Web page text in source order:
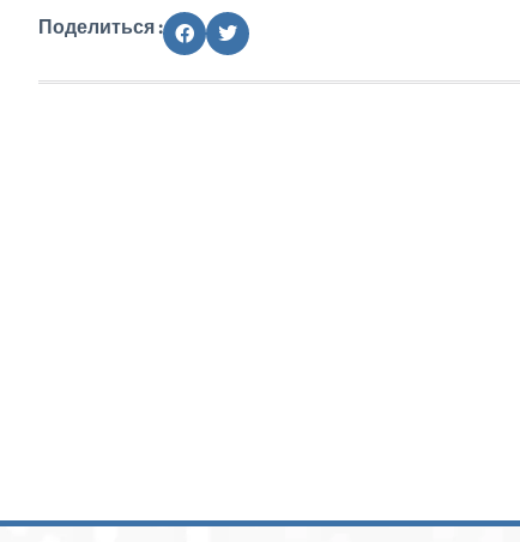
Поделиться :